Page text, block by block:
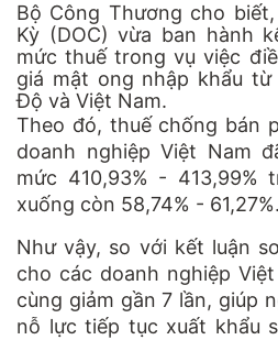
Bộ Công Thương cho
Kỳ (DOC) vừa ban hành
mức thuế trong vụ việc
giá mật ong nhập khẩu từ
Độ và Việt Nam.
Theo đó, thuế chống bán
doanh nghiệp Việt Nam
mức 410,93% - 413,99%
xuống còn 58,74% - 61,27%.
Như vậy, so với kết luận
cho các doanh nghiệp
cùng giảm gần 7 lần, giúp
nỗ lực tiếp tục xuất khẩu